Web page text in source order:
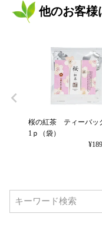
他のお客様
桜の紅茶 ティーバッ
1ｐ（袋）
¥189